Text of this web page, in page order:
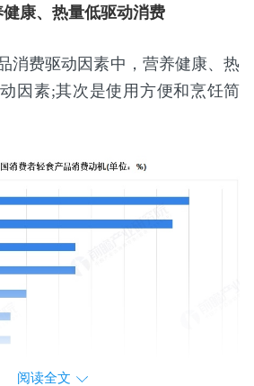
康、热量低驱动消费
消费驱动因素中，营养健康、热
因素;其次是使用方便和烹饪简
阅读全文